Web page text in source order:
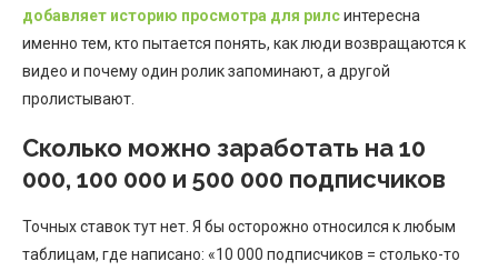
добавляет историю просмотра для рилсинтересна
именно тем, кто пытается понять, как люди возвращаются к
видео и почему один ролик запоминают, а другой
пролистывают.
Сколько можно заработать на 10
000, 100 000 и 500 000 подписчиков
Точных ставок тут нет. Я бы осторожно относился к любым
таблицам, где написано: «10 000 подписчиков = столько-то